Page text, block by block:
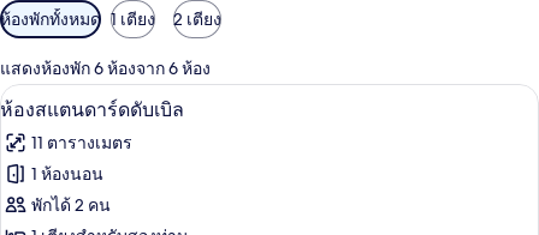
ตัว
กรอง
ที่
มี
ให้
สำหรับ
ห้อง
พัก
ห้องพักทั้งหมด 1 เตียง 2 เตียง
แสดงห้องพัก 6 ห้องจาก 6 ห้อง
เปิด
ภาพถ่าย
ทั้งหมด
ของ
ห้องสแตนดาร์ดดับเบิล | ห้องเก็บเสียง
6
ห้องสแตนดาร์ดดับเบิล
11 ตารางเมตร
1 ห้องนอน
พักได้ 2 คน